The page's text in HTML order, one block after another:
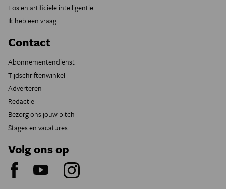
Eos en artificiële intelligentie
Ik heb een vraag
Contact
Abonnementendienst
Tijdschriftenwinkel
Adverteren
Redactie
Bezorg ons jouw pitch
Stages en vacatures
Volg ons op